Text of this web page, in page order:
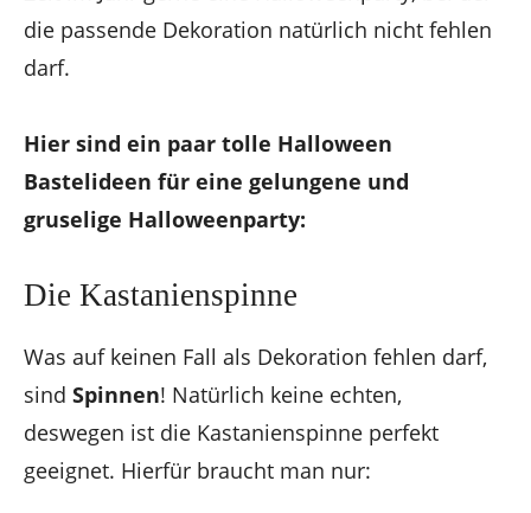
die passende Dekoration natürlich nicht fehlen
darf.
Hier sind ein paar tolle Halloween
Bastelideen für eine gelungene und
gruselige Halloweenparty:
Die Kastanienspinne
Was auf keinen Fall als Dekoration fehlen darf,
sind Spinnen! Natürlich keine echten,
deswegen ist die Kastanienspinne perfekt
geeignet. Hierfür braucht man nur: